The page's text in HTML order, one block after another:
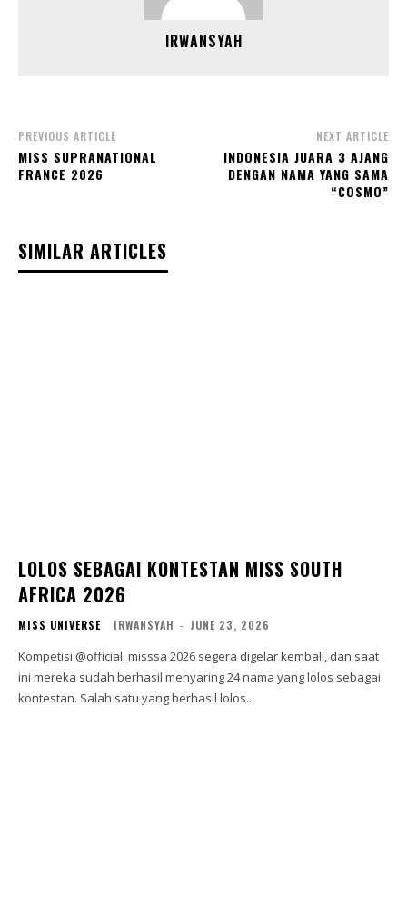
IRWANSYAH
PREVIOUS ARTICLE
MISS SUPRANATIONAL
FRANCE 2026
NEXT ARTICLE
INDONESIA JUARA 3 AJANG
DENGAN NAMA YANG SAMA
“COSMO”
SIMILAR ARTICLES
LOLOS SEBAGAI KONTESTAN MISS SOUTH
AFRICA 2026
MISS UNIVERSE IRWANSYAH - JUNE 23, 2026
Kompetisi @official_misssa 2026 segera digelar kembali, dan saat
ini mereka sudah berhasil menyaring 24 nama yang lolos sebagai
kontestan. Salah satu yang berhasil lolos...